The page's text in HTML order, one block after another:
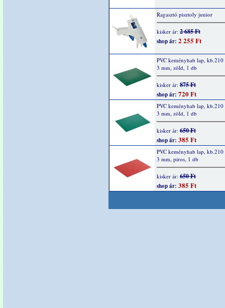
Ragasztó pisztoly junior
kisker ár: 2 685 Ft
shop ár: 2 255 Ft
PVC keményhab lap,
3 mm, zöld, 1 db
kisker ár: 875 Ft
shop ár: 720 Ft
PVC keményhab lap,
3 mm, zöld, 1 db
kisker ár: 650 Ft
shop ár: 385 Ft
PVC keményhab lap,
3 mm, piros, 1 db
kisker ár: 650 Ft
shop ár: 385 Ft